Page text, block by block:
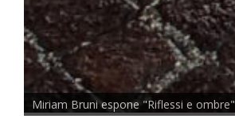
Miriam Bruni espone "Riflessi e ombre"